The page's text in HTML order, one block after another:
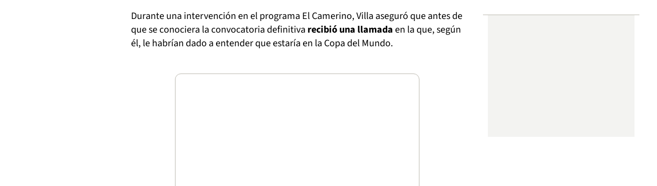
Durante una intervención en el programa El Camerino, Villa aseguró que antes de
que se conociera la convocatoria definitiva recibió una llamada en la que, según
él, le habrían dado a entender que estaría en la Copa del Mundo.